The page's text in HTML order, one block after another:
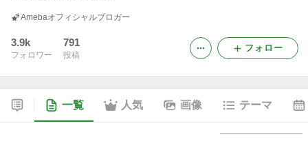
Amebaオフィシャルブロガー
3.9k
フォロワー
791
投稿
フォロー
一覧 人気 画像 テーマ